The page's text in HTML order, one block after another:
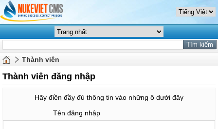
Thành viên
Thành viên đăng nhập
Hãy điền đầy đủ thông tin vào những ô dưới đây
Tên đăng nhập